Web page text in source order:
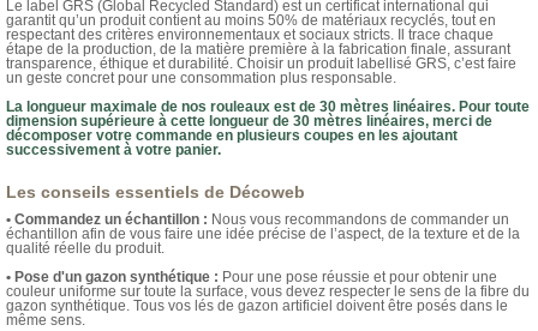
Le label GRS (Global Recycled Standard) est un certificat international qui
garantit qu’un produit contient au moins 50% de matériaux recyclés, tout en
respectant des critères environnementaux et sociaux stricts. Il trace chaque
étape de la production, de la matière première à la fabrication finale, assurant
transparence, éthique et durabilité. Choisir un produit labellisé GRS, c’est faire
un geste concret pour une consommation plus responsable.
La longueur maximale de nos rouleaux est de 30 mètres linéaires. Pour toute
dimension supérieure à cette longueur de 30 mètres linéaires, merci de
décomposer votre commande en plusieurs coupes en les ajoutant
successivement à votre panier.
Les conseils essentiels de Décoweb
• Commandez un échantillon : Nous vous recommandons de commander un
échantillon afin de vous faire une idée précise de l’aspect, de la texture et de la
qualité réelle du produit.
• Pose d'un gazon synthétique : Pour une pose réussie et pour obtenir une
couleur uniforme sur toute la surface, vous devez respecter le sens de la fibre du
gazon synthétique. Tous vos lés de gazon artificiel doivent être posés dans le
même sens.